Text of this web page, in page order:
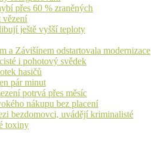
přes 60 % zraněných
vězení
ještě vyšší teploty
a Závišínem odstartovala modernizace
i pohotový svědek
hasičů
pár minut
potrvá přes měsíc
nákupu bez placení
bezdomovci, uvádějí kriminalisté
toxiny